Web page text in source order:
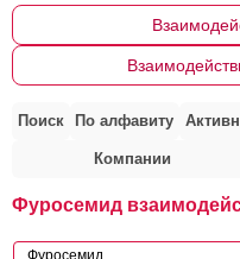
Поиск По алфавиту
Компании
Фуросемид